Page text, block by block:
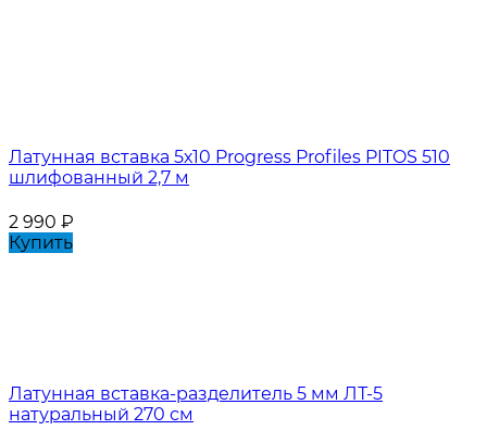
Латунная вставка 5х10 Progress Profiles PITOS 510
шлифованный 2,7 м
2 990 ₽
Купить
Латунная вставка-разделитель 5 мм ЛТ-5
натуральный 270 см